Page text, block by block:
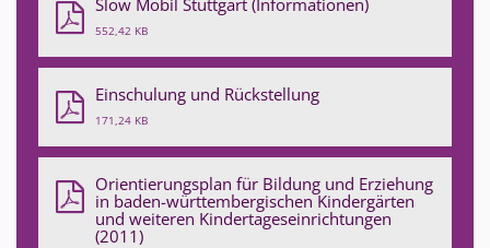
Slow Mobil Stuttgart (Informationen)
552,42 KB
Einschulung und Rückstellung
171,24 KB
Orientierungsplan für Bildung und Erziehung
in baden-württembergischen Kindergärten
und weiteren Kindertageseinrichtungen
(2011)